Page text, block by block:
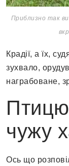
Приблизно так
Крадії, а їх,
зухвало,
награбоване,
чужу
Ось що